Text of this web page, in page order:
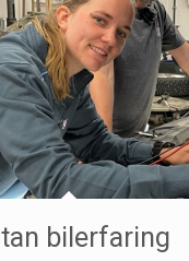
bilerfaring